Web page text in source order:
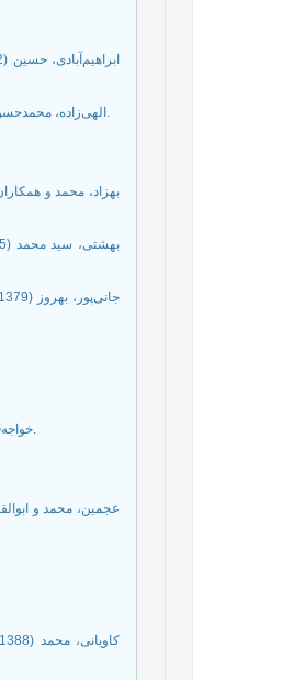
الهی‌زاده، محمدحسن و راضیه سیروس (1393)، الگوی مسکن بر پایه سبک زندگی اسلامی، سبک زندگی دینی، سال اول، پیش‌شماره 1.
خواجه¬نوری، بیژن و دیگران (۱۳۹۰)، سبک زندگی و مدیریت بدن، جامعه¬شناسی زنان، سال دوم، شماره ۴، صفحه ۲۱-۴۷.